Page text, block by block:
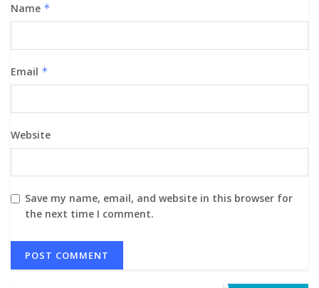
Name *
Email *
Website
Save my name, email, and website in this browser for
the next time I comment.